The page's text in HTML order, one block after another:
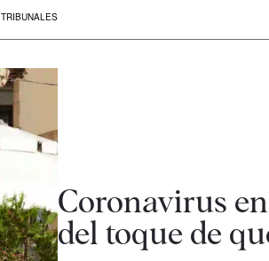
TRIBUNALES
Coronavirus
del toque de